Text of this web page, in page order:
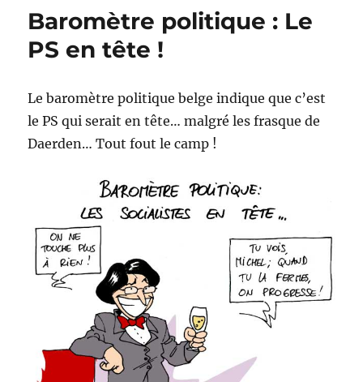
Bang
Le
est
presque
!
Baromètre politique : Le
PS en tête !
Le baromètre politique belge indique que c’est
le PS qui serait en tête… malgré les frasque de
Daerden… Tout fout le camp !